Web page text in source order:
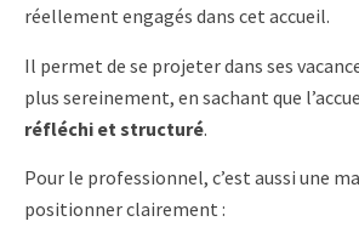
réellement engagés dans cet accueil.
Il permet de se projeter dans ses
plus sereinement, en sachant que
réfléchi et structuré.
Pour le professionnel, c’est aussi une
positionner clairement :